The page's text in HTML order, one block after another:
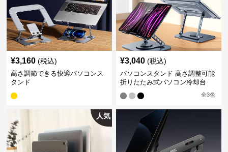
¥3,160 (税込)
高さ調節できる快適パソコンス
タンド
¥3,040 (税込)
パソコンスタンド 高さ調整可能
折りたたみ式パソコン冷却台
全3色
人気